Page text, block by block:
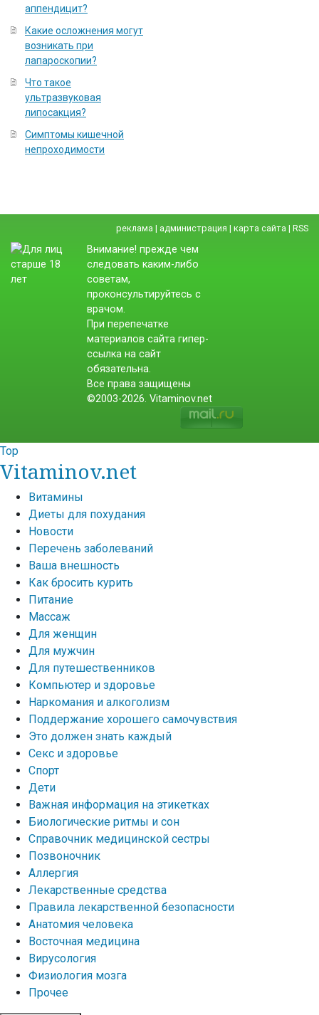
аппендицит?
Какие осложнения могут
возникать при
лапароскопии?
Что такое
ультразвуковая
липосакция?
Симптомы кишечной
непроходимости
реклама | администрация | карта сайта | RSS
Внимание! прежде чем
следовать каким-либо
советам,
проконсультируйтесь с
врачом.
При перепечатке
материалов сайта гипер-
ссылка на сайт
обязательна.
Все права защищены
©2003-2026. Vitaminov.net
Top
Vitaminov.net
Витамины
Диеты для похудания
Новости
Перечень заболеваний
Ваша внешность
Как бросить курить
Питание
Массаж
Для женщин
Для мужчин
Для путешественников
Компьютер и здоровье
Наркомания и алкоголизм
Поддержание хорошего самочувствия
Это должен знать каждый
Секс и здоровье
Спорт
Дети
Важная информация на этикетках
Биологические ритмы и сон
Справочник медицинской сестры
Позвоночник
Аллергия
Лекарственные средства
Правила лекарственной безопасности
Aнатомия человека
Восточная медицина
Вирусология
Физиология мозга
Прочее